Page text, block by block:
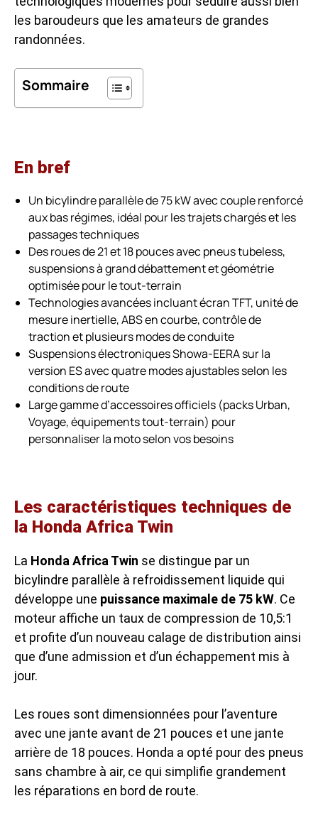
les baroudeurs que les amateurs de grandes
randonnées.
Sommaire
En bref
Un bicylindre parallèle de 75 kW avec couple renforcé
aux bas régimes, idéal pour les trajets chargés et les
passages techniques
Des roues de 21 et 18 pouces avec pneus tubeless,
suspensions à grand débattement et géométrie
optimisée pour le tout-terrain
Technologies avancées incluant écran TFT, unité de
mesure inertielle, ABS en courbe, contrôle de
traction et plusieurs modes de conduite
Suspensions électroniques Showa-EERA sur la
version ES avec quatre modes ajustables selon les
conditions de route
Large gamme d’accessoires officiels (packs Urban,
Voyage, équipements tout-terrain) pour
personnaliser la moto selon vos besoins
Les caractéristiques techniques de
la Honda Africa Twin
La Honda Africa Twin se distingue par un
bicylindre parallèle à refroidissement liquide qui
développe une puissance maximale de 75 kW. Ce
moteur affiche un taux de compression de 10,5:1
et profite d’un nouveau calage de distribution ainsi
que d’une admission et d’un échappement mis à
jour.
Les roues sont dimensionnées pour l’aventure
avec une jante avant de 21 pouces et une jante
arrière de 18 pouces. Honda a opté pour des pneus
sans chambre à air, ce qui simplifie grandement
les réparations en bord de route.